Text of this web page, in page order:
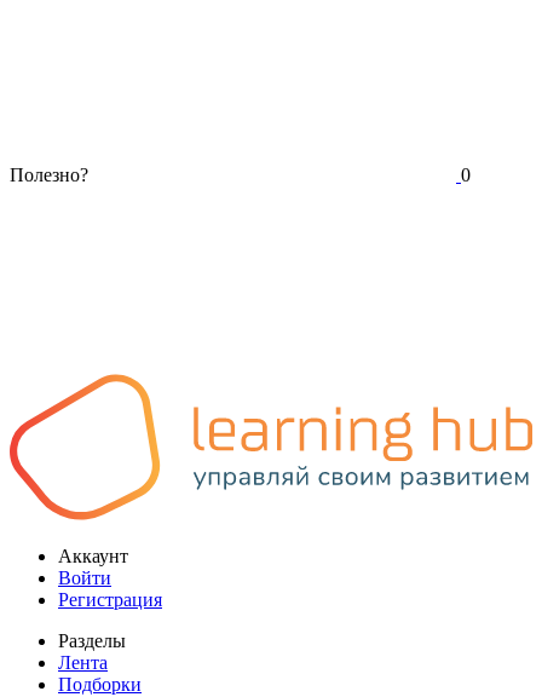
Полезно? 0
Аккаунт
Войти
Регистрация
Разделы
Лента
Подборки